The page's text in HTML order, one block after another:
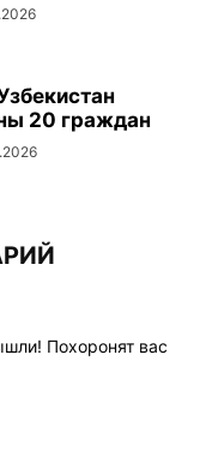
20 граждан
Похоронят вас